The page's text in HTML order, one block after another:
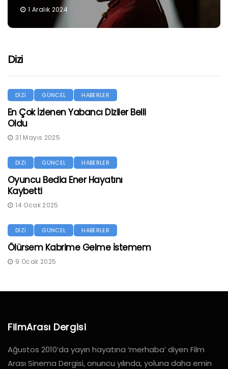
1 Aralık 2024
Dizi
DİZİ GÜNCEL HABERLER
En Çok İzlenen Yabancı Diziler Belli
Oldu
31 Mayıs 2025
DİZİ GÜNCEL HABERLER
Oyuncu Bedia Ener Hayatını
Kaybetti
14 Ocak 2025
DİZİ GÜNCEL HABERLER
Ölürsem Kabrime Gelme İstemem
9 Ocak 2025
FilmArası Dergisi
Ağustos 2010’da yayın hayatına ‘merhaba’ diyen Film
Arası Sinema Dergisi, onuncu yılında, yoluna daha emin